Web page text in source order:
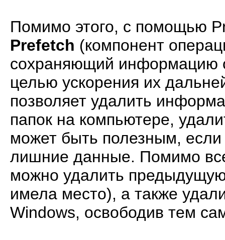
Помимо этого, с помощью
Prefetch (компонент
сохраняющий информацию
целью ускорения их
позволяет удалить
папок на компьютере,
может быть полезным, если
лишние данные. Помимо
можно удалить
имела место), а также
Windows, освободив тем